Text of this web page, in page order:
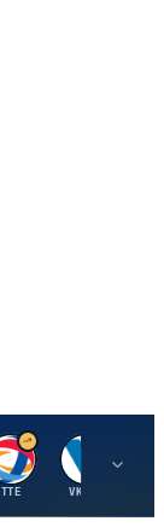
T
TTE VK.PA